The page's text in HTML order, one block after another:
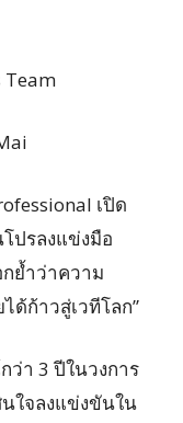
Team
เปิด
ปรลงแข่งมือ
ย้ำว่าความ
ก้าวสู่เวทีโลก”
า 3 ปีในวงการ
ใจลงแข่งขันใน